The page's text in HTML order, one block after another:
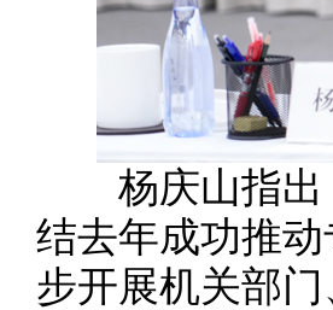
杨庆山指出
结去年成功推
步开展机关部